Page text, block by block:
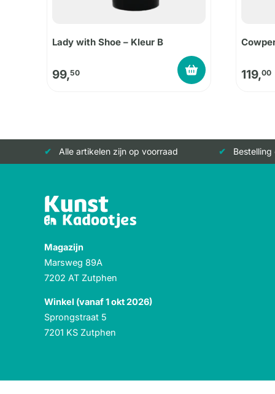
Lady with Shoe – Kleur B
99,50 119,00
Alle artikelen zijn op voorraad
Magazijn
Marsweg 89A
7202 AT Zutphen
Winkel (vanaf 1 okt 2026)
Sprongstraat 5
7201 KS Zutphen